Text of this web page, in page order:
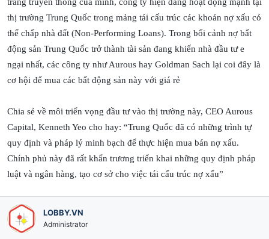
trang truyền thông của mình, công ty hiện đang hoạt động mạnh tại
thị trường Trung Quốc trong mảng tái cấu trúc các khoản nợ xấu có
thế chấp nhà đất (Non-Performing Loans). Trong bối cảnh nợ bất
động sản Trung Quốc trở thành tài sản đang khiến nhà đầu tư e
ngại nhất, các công ty như Aurous hay Goldman Sach lại coi đây là
cơ hội để mua các bất động sản này với giá rẻ
Chia sẻ về môi triển vọng đầu tư vào thị trường này, CEO Aurous
Capital, Kenneth Yeo cho hay: “Trung Quốc đã có những trình tự
quy định và pháp lý minh bạch để thực hiện mua bán nợ xấu.
Chính phủ này đã rất khẩn trương triển khai những quy định pháp
luật và ngân hàng, tạo cơ sở cho việc tái cấu trúc nợ xấu”
LOBBY.VN
Administrator